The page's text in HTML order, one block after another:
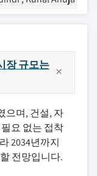
장 규모는
으며, 건설, 자
요 없는 접착
2034년까지
전망입니다.